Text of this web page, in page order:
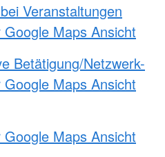
Veranstaltungen
Google Maps Ansicht
Betätigung/Netzwerk-
Google Maps Ansicht
Google Maps Ansicht